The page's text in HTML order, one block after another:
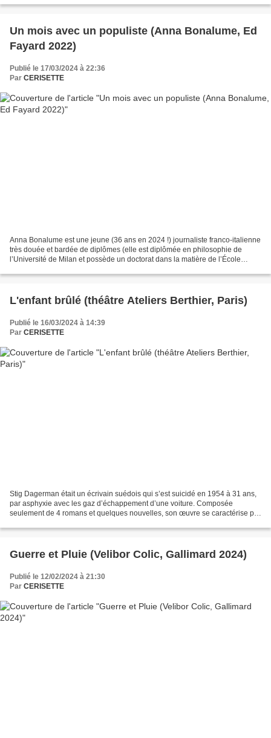
Un mois avec un populiste (Anna Bonalume, Ed
Fayard 2022)
Publié le 17/03/2024 à 22:36
Par CERISETTE
Anna Bonalume est une jeune (36 ans en 2024 !) journaliste franco-italienne
très douée et bardée de diplômes (elle est diplômée en philosophie de
l’Université de Milan et possède un doctorat dans la matière de l’École
L'enfant brûlé (théâtre Ateliers Berthier, Paris)
Publié le 16/03/2024 à 14:39
Par CERISETTE
Stig Dagerman était un écrivain suédois qui s’est suicidé en 1954 à 31 ans,
par asphyxie avec les gaz d’échappement d’une voiture. Composée
seulement de 4 romans et quelques nouvelles, son œuvre se caractérise par
Guerre et Pluie (Velibor Colic, Gallimard 2024)
Publié le 12/02/2024 à 21:30
Par CERISETTE